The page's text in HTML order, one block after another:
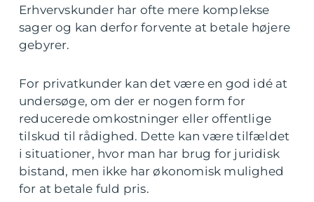
Erhvervskunder har ofte mere komplekse
sager og kan derfor forvente at betale højere
gebyrer.
For privatkunder kan det være en god idé at
undersøge, om der er nogen form for
reducerede omkostninger eller offentlige
tilskud til rådighed. Dette kan være tilfældet
i situationer, hvor man har brug for juridisk
bistand, men ikke har økonomisk mulighed
for at betale fuld pris.